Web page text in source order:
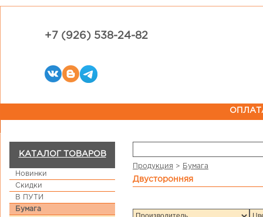
+7 (926) 538-24-82
КАТАЛОГ ТОВАРОВ
Новинки
Скидки
В ПУТИ
Бумага
Продукция > Бумага
двусторонняя